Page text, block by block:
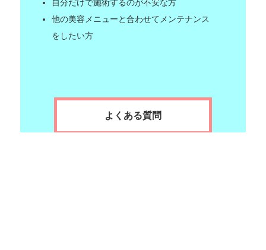
自分だけで施術するのが不安な方
他の美容メニューと合わせてメンテナンス
をしたい方
よくある質問